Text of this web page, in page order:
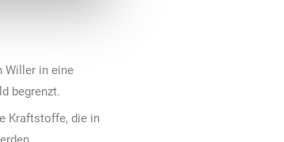
Willer in eine
begrenzt.
Kraftstoffe, die in